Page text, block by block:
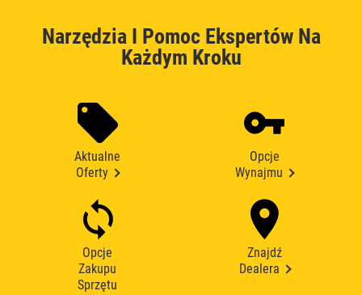
Narzędzia I Pomoc Ekspertów Na
Każdym Kroku
Aktualne
Oferty
Opcje
Wynajmu
Opcje
Zakupu
Sprzętu
Znajdź
Dealera